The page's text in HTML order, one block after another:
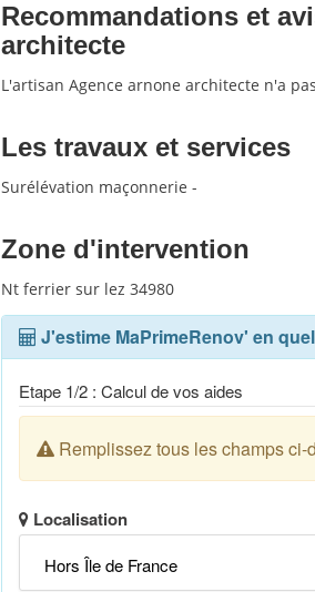
Recommandations et
architecte
L'artisan Agence arnone architecte n'a
Les travaux et services
Surélévation maçonnerie -
Zone d'intervention
Nt ferrier sur lez 34980